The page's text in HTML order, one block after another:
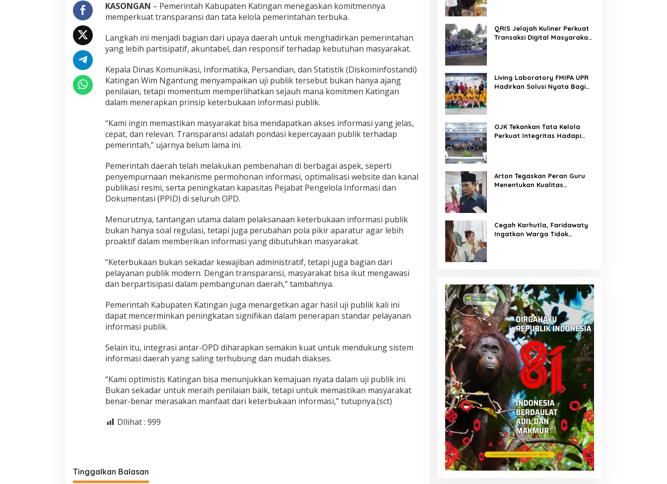
KASONGAN – Pemerintah Kabupaten Katingan menegaskan komitmennya
memperkuat transparansi dan tata kelola pemerintahan terbuka.
Langkah ini menjadi bagian dari upaya daerah untuk menghadirkan pemerintahan
yang lebih partisipatif, akuntabel, dan responsif terhadap kebutuhan masyarakat.
Kepala Dinas Komunikasi, Informatika, Persandian, dan Statistik (Diskominfostandi)
Katingan Wim Ngantung menyampaikan uji publik tersebut bukan hanya ajang
penilaian, tetapi momentum memperlihatkan sejauh mana komitmen Katingan
dalam menerapkan prinsip keterbukaan informasi publik.
“Kami ingin memastikan masyarakat bisa mendapatkan akses informasi yang jelas,
cepat, dan relevan. Transparansi adalah pondasi kepercayaan publik terhadap
pemerintah,” ujarnya belum lama ini.
Pemerintah daerah telah melakukan pembenahan di berbagai aspek, seperti
penyempurnaan mekanisme permohonan informasi, optimalisasi website dan kanal
publikasi resmi, serta peningkatan kapasitas Pejabat Pengelola Informasi dan
Dokumentasi (PPID) di seluruh OPD.
Menurutnya, tantangan utama dalam pelaksanaan keterbukaan informasi publik
bukan hanya soal regulasi, tetapi juga perubahan pola pikir aparatur agar lebih
proaktif dalam memberikan informasi yang dibutuhkan masyarakat.
“Keterbukaan bukan sekadar kewajiban administratif, tetapi juga bagian dari
pelayanan publik modern. Dengan transparansi, masyarakat bisa ikut mengawasi
dan berpartisipasi dalam pembangunan daerah,” tambahnya.
Pemerintah Kabupaten Katingan juga menargetkan agar hasil uji publik kali ini
dapat mencerminkan peningkatan signifikan dalam penerapan standar pelayanan
informasi publik.
Selain itu, integrasi antar-OPD diharapkan semakin kuat untuk mendukung sistem
informasi daerah yang saling terhubung dan mudah diakses.
“Kami optimistis Katingan bisa menunjukkan kemajuan nyata dalam uji publik ini.
Bukan sekadar untuk meraih penilaian baik, tetapi untuk memastikan masyarakat
benar-benar merasakan manfaat dari keterbukaan informasi,” tutupnya.(sct)
DIlihat : 999
Tinggalkan Balasan
QRIS Jelajah Kuliner Perkuat
Transaksi Digital Masyarakat
Living Laboratory FMIPA UPR
Hadirkan Solusi Nyata Bagi
OJK Tekankan Tata Kelola
Perkuat Integritas Hadapi
Arton Tegaskan Peran Guru
Menentukan Kualitas
Cegah Karhutla, Faridawaty
Ingatkan Warga Tidak